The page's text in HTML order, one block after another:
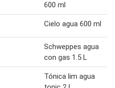
600 ml
Cielo agua 600 ml
Schweppes agua
con gas 1.5 L
Tónica lim agua